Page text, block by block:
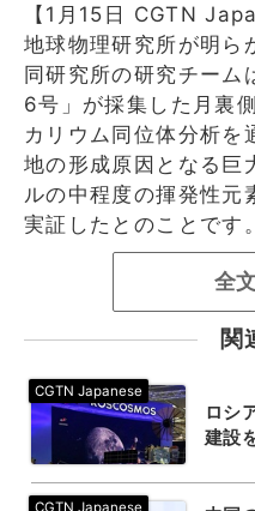
【1月15日 CGTN
地球物理研究所が明ら
同研究所の研究チーム
6号」が採集した月裏
カリウム同位体分析を
地の形成原因となる巨
ルの中程度の揮発性元
実証したとのことです。
全
関
ロシ
建設